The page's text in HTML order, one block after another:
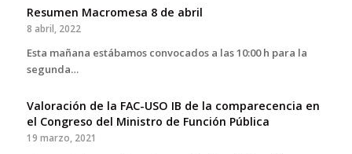
Resumen Macromesa 8 de abril
8 abril, 2022
Esta mañana estábamos convocados a las 10:00 h para la
segunda…
Valoración de la FAC-USO IB de la comparecencia en
el Congreso del Ministro de Función Pública
19 marzo, 2021